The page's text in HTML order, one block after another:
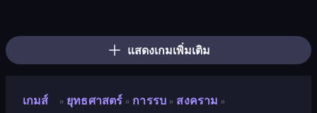
แสดงเกมเพิ่มเติม
เกมส์ » ยุทธศาสตร์ » การรบ » สงคราม »